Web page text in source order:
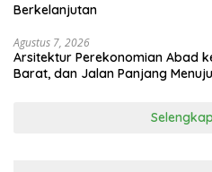
Berkelanjutan
Agustus 7, 2026
Arsitektur Perekonomian Abad
Barat, dan Jalan Panjang